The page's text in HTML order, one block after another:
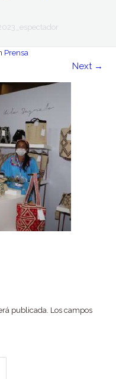
Prensa
Next →
publicada. Los campos